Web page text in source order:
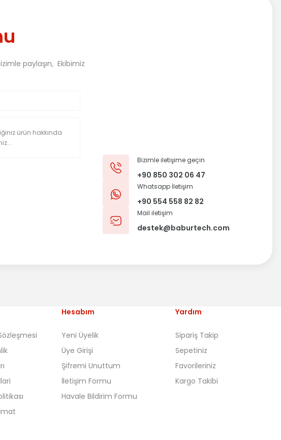
paylaşın, Ekibimiz
Bizimle iletişime geçin
+90 850 302 06 47
Whatsapp İletişim
+90 554 558 82 82
Mail iletişim
destek@baburtech.com
Hesabım
Yeni Üyelik
Üye Girişi
Şifremi Unuttum
İletişim Formu
Havale Bildirim Formu
Yardım
Sipariş Takip
Sepetiniz
Favorileriniz
Kargo Takibi